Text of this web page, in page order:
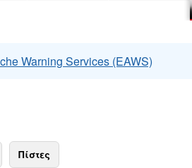
Warning Services (EAWS)
Πίστες